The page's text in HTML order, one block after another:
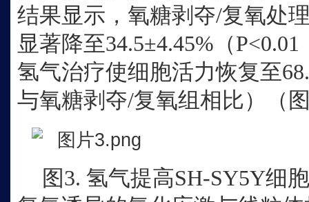
结果显示，氧糖剥夺/复氧处
显著降至34.5±4.45%（
氢气治疗使细胞活力恢复至
与氧糖剥夺/复氧组相比）（
图 3. 氢气提高SH‑SY5Y细